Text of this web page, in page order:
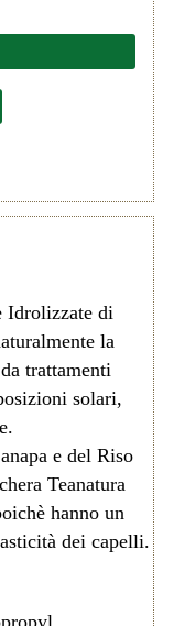
Idrolizzate di
la
trattamenti
solari,
e del Riso
Teanatura
hanno un
dei capelli.